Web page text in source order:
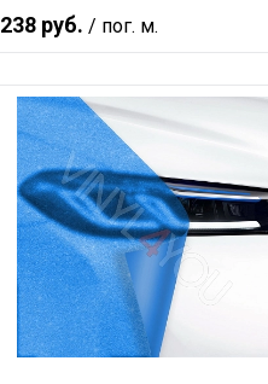
238 руб. / пог. м.
В корзину
Купить в 1 клик
В избранное В наличии